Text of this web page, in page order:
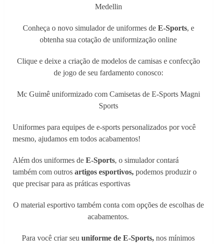
Medellin
Conheça o novo simulador de uniformes de E-Sports, e
obtenha sua cotação de uniformização online
Clique e deixe a criação de modelos de camisas e confecção
de jogo de seu fardamento conosco:
Mc Guimê uniformizado com Camisetas de E-Sports Magni
Sports
Uniformes para equipes de e-sports personalizados por você
mesmo, ajudamos em todos acabamentos!
Além dos uniformes deE-Sports, o simulador contará
também com outrosartigos esportivos,podemos produzir o
que precisar para as práticas esportivas
O material esportivo também conta com opções de escolhas de
acabamentos.
Para você criar seuuniforme de E-Sports, nos mínimos